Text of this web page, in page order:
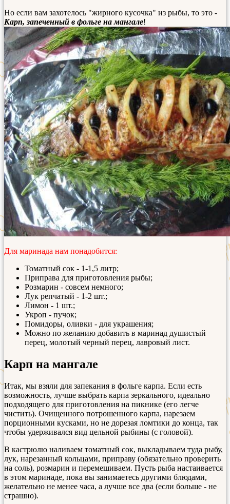
Но если вам захотелось "жирного кусочка" из рыбы, то это -
Карп, запеченный в фольге на мангале!
Для маринада нам понадобится:
Томатный сок - 1-1,5 литр;
Приправа для приготовления рыбы;
Розмарин - совсем немного;
Лук репчатый - 1-2 шт.;
Лимон - 1 шт.;
Укроп - пучок;
Помидоры, оливки - для украшения;
Можно по желанию добавить в маринад душистый
перец, молотый черный перец, лавровый лист.
Карп на мангале
Итак, мы взяли для запекания в фольге карпа. Если есть
возможность, лучше выбрать карпа зеркального, идеально
подходящего для приготовления на пикнике (его легче
чистить). Очищенного потрошенного карпа, нарезаем
порционными кусками, но не дорезая ломтики до конца, так
чтобы удерживался вид цельной рыбины (с головой).
В кастрюлю наливаем томатный сок, выкладываем туда рыбу,
лук, нарезанный кольцами, приправу (обязательно проверить
на соль), розмарин и перемешиваем. Пусть рыба настаивается
в этом маринаде, пока вы занимаетесь другими блюдами,
желательно не менее часа, а лучше все два (если больше - не
страшно).